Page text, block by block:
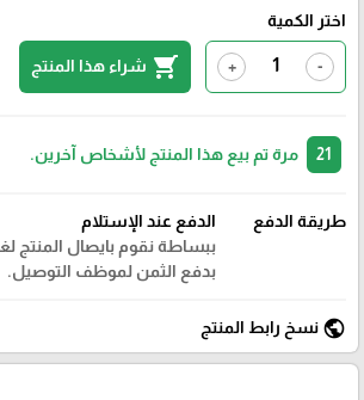
اختر الكمية
-
+
shopping_cart شراء هذا المنتج
مرة تم بيع هذا المنتج لأشخاص آخرين.
طريقة الدفع
الدفع عند الإستلام
ببساطة نقوم بايصال المنتج
بدفع الثمن لموظف التوصيل.
public نسخ رابط المنتج